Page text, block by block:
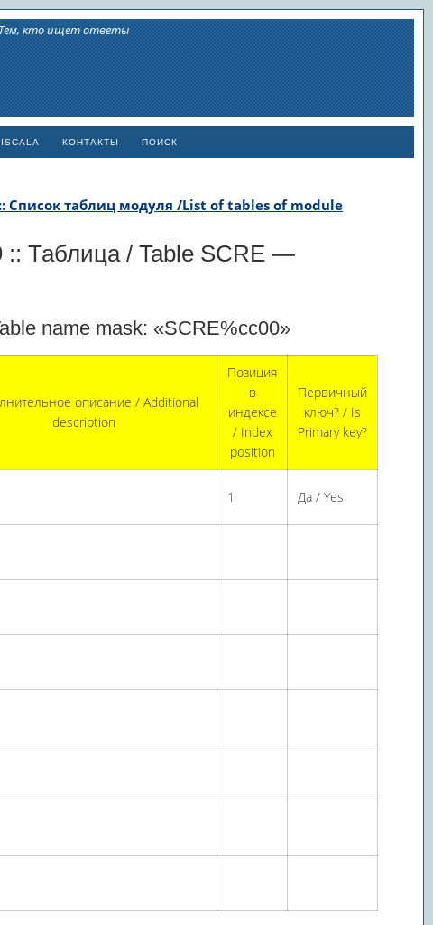
кто ищет ответы
КОНТАКТЫ ПОИСК
Список таблиц модуля /List of tables of module
:: Таблица / Table SCRE —
name mask: «SCRE%cc00»
описание / Additional
description
Позиция
в
индексе
/ Index
position
Первичный
ключ? / Is
Primary key?
1 Да / Yes